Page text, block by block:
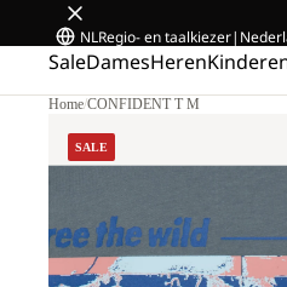
NLRegio- en taalkiezer|
SaleDamesHeren
Home/CONFIDENT T M
SALE